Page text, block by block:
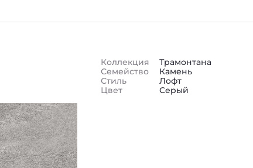
Коллекция
Семейство
Стиль
Цвет
Трамонтана
Камень
Лофт
Серый